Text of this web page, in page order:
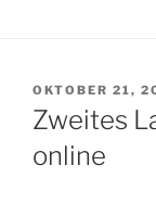
AM
OKTOBER 21,
Zweites
online